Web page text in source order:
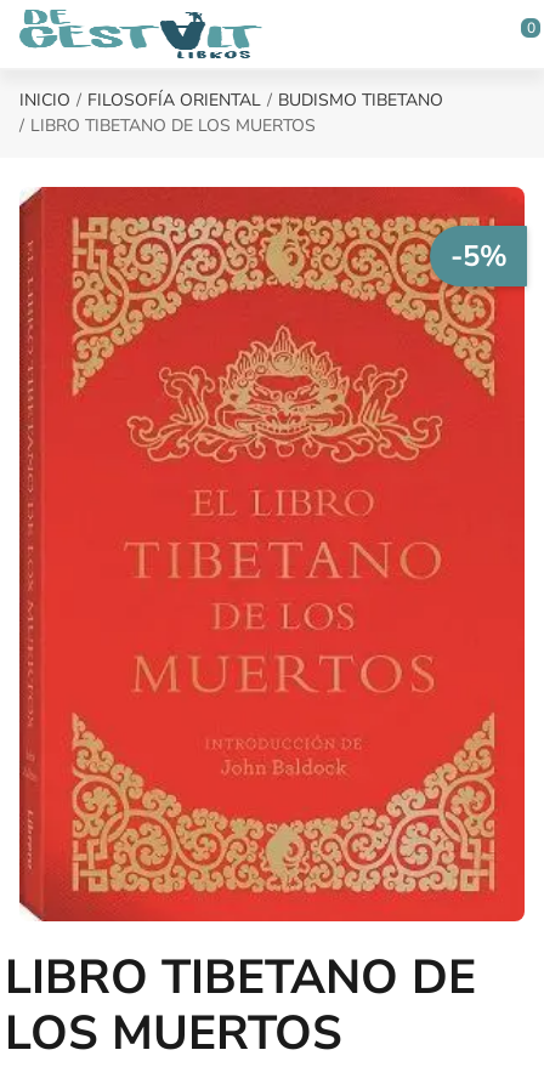
Saltar al contenido principal
0
INICIO FILOSOFÍA ORIENTAL
BUDISMO TIBETANO
LIBRO TIBETANO DE LOS MUERTOS
-5%
LIBRO TIBETANO DE
LOS MUERTOS